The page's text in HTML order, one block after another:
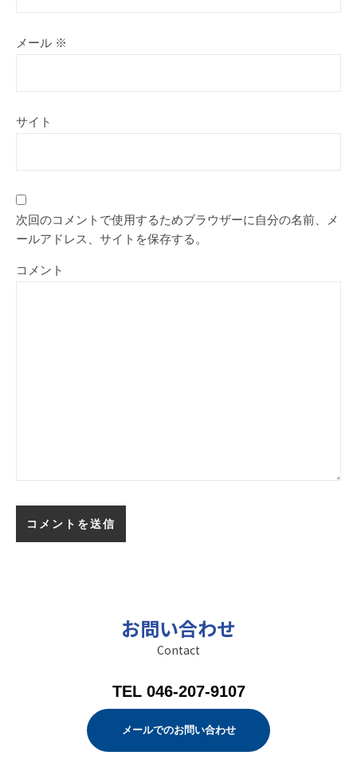
メール ※
サイト
次回のコメントで使用するためブラウザーに自分の名前、メ
ールアドレス、サイトを保存する。
コメント
お問い合わせ
Contact
TEL 046-207-9107
メールでのお問い合わせ